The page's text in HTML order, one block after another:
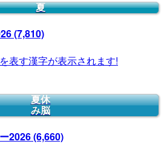
夏
(7,810)
表す漢字が表示されます!
夏休
み脳
2026(6,660)